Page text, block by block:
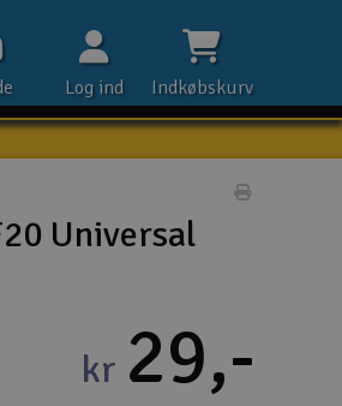
Indkøbskurv
Log ind
Universal
kr 29,-